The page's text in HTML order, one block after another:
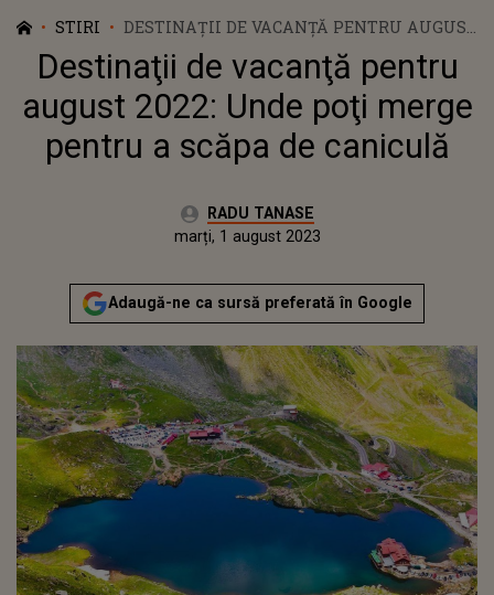
STIRI
DESTINAŢII DE VACANŢĂ PENTRU AUGUST
2022: UNDE POŢI MERGE PENTRU A SCĂPA
DE CANICULĂ
Destinaţii de vacanţă pentru
august 2022: Unde poţi merge
pentru a scăpa de caniculă
Autor:RADU TANASE
Actualizat:
marți, 1 august 2023
Adaugă-ne ca sursă preferată în Google